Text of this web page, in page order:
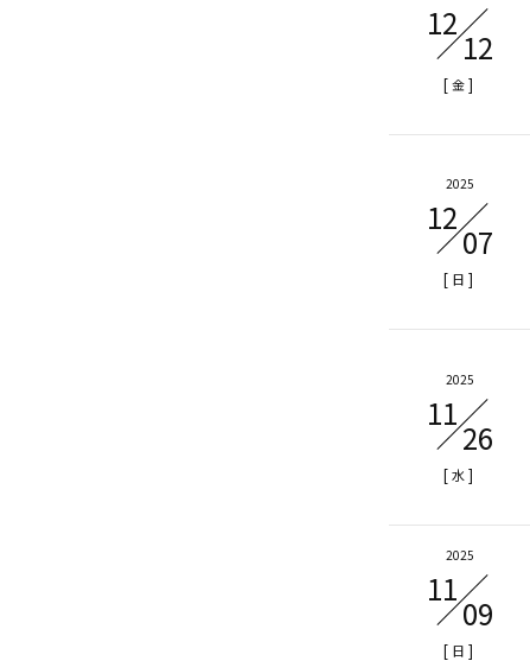
12
12
[金]
2025
12
07
[ 日]
2025
11
26
[水]
2025
11
09
[ 日]